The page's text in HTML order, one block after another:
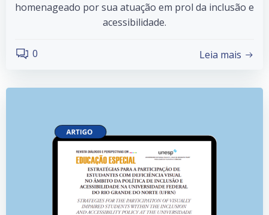
homenageado por sua atuação em prol da inclusão e
acessibilidade.
0 Leia mais